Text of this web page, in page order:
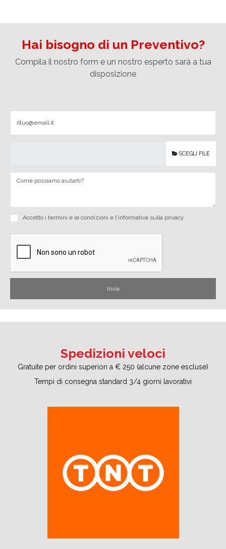
Hai bisogno di un Preventivo?
Compila il nostro form e un nostro esperto sarà a tua
disposizione
SCEGLI FILE
Accetto i termini e le condizioni e l'informativa sulla privacy
Spedizioni veloci
Gratuite per ordini superiori a € 250 (alcune zone escluse)
Tempi di consegna standard 3/4 giorni lavorativi